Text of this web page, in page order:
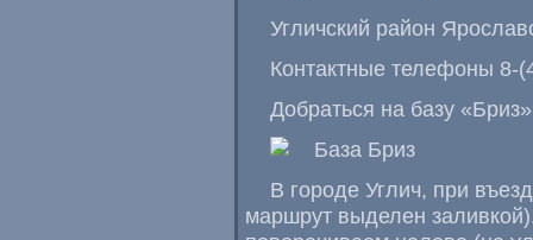
Угличский район
Контактные телефоны 8-
Добраться на базу
В городе Углич, при
маршрут выделен